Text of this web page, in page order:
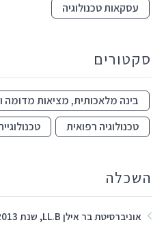
עסקאות טכנולוגיה
סקטורים
בינה מלאכותית, מציאות מדומה
טכנולוגיה רפואית
השכלה
אוניברסיטת בר אילן LL.B, שנת 2013